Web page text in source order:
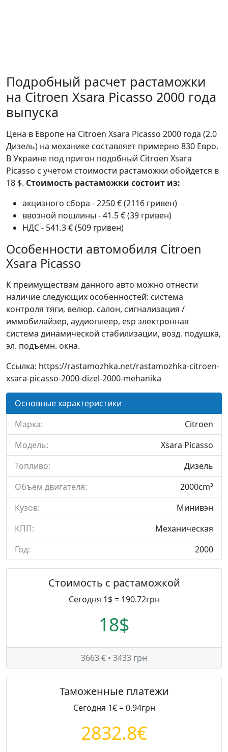
Подробный расчет растаможки
на Citroen Xsara Picasso 2000 года
выпуска
Цена в Европе на Citroen Xsara Picasso 2000 года (2.0
Дизель) на механике составляет примерно 830 Евро.
В Украине под пригон подобный Citroen Xsara
Picasso с учетом стоимости растаможки обойдется в
18 $. Стоимость растаможки состоит из:
акцизного сбора - 2250 € (2116 гривен)
ввозной пошлины - 41.5 € (39 гривен)
НДС - 541.3 € (509 гривен)
Особенности автомобиля Citroen
Xsara Picasso
К преимуществам данного авто можно отнести
наличие следующих особенностей: система
контроля тяги, велюр. салон, сигнализация /
иммобилайзер, аудиоплеер, esp электронная
система динамической стабилизации, возд. подушка,
эл. подъемн. окна.
Ссылка: https://rastamozhka.net/rastamozhka-citroen-
xsara-picasso-2000-dizel-2000-mehanika
Основные характеристики
Марка:
Citroen
Модель:
Xsara Picasso
Топливо:
Дизель
Объем двигателя:
2000cm³
Кузов:
Минивэн
КПП:
Механическая
Год:
2000
Стоимость с растаможкой
Сегодня 1$ = 190.72грн
18$
3663 € • 3433 грн
Таможенные платежи
Сегодня 1€ = 0.94грн
2832.8€